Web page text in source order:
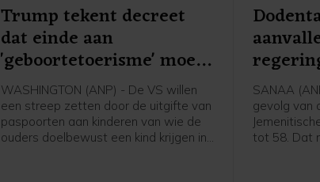
Trump tekent decreet
dat einde aan
'geboortetoerisme' moet
maken
WASHINGTON (ANP) - De VS willen
een streep zetten door de uitgifte van
paspoorten aan kinderen van wie de
ouders doelbewust een kind krijgen in
Jemen
SANAA
gevolg van
tot 58. Dat